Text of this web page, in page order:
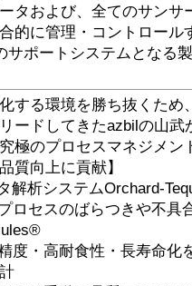
タおよび、全てのサンサ
的に管理・コントロール
サポートシステムとなる
する環境を勝ち抜くため
ードしてきたazbilの山武
極のプロセスマネジメン
質向上に貢献】
解析システムOrchard-
ロセスのばらつきや不具
度・高耐食性・長寿命化